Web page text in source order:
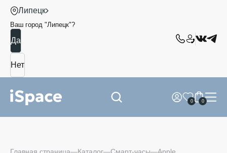
Липецк
Ваш город "Липецк"?
0 0